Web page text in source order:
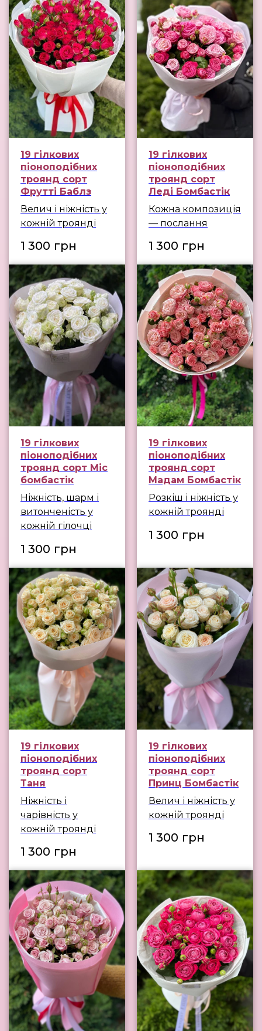
19 гілкових
піоноподібних
троянд сорт
Фрутті Баблз
Велич і ніжність у
кожній троянді
1 300 грн
19 гілкових
піоноподібних
троянд сорт
Леді Бомбастік
Кожна композиція
— послання
1 300 грн
19 гілкових
піоноподібних
троянд сорт Міс
бомбастік
Ніжність, шарм і
витонченість у
кожній гілочці
1 300 грн
19 гілкових
піоноподібних
троянд сорт
Мадам Бомбастік
Розкіш і ніжність у
кожній троянді
1 300 грн
19 гілкових
піоноподібних
троянд сорт
Таня
Ніжність і
чарівність у
кожній троянді
1 300 грн
19 гілкових
піоноподібних
троянд сорт
Принц Бомбастік
Велич і ніжність у
кожній троянді
1 300 грн